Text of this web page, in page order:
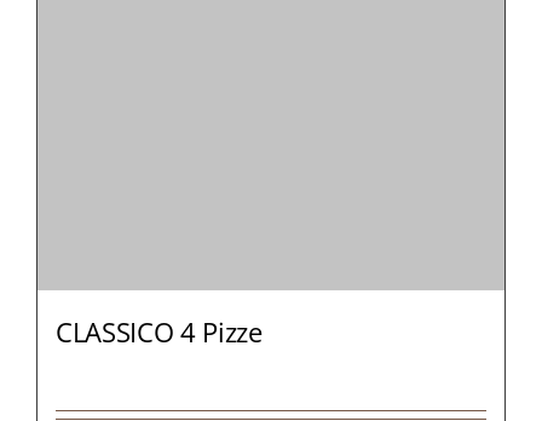
CLASSICO 4 Pizze